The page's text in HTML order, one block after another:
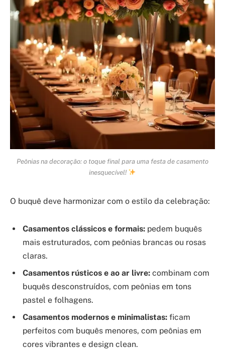
Peônias na decoração: o toque final para uma festa de casamento
inesquecível!
O buquê deve harmonizar com o estilo da celebração:
Casamentos clássicos e formais: pedem buquês
mais estruturados, com peônias brancas ou rosas
claras.
Casamentos rústicos e ao ar livre: combinam com
buquês desconstruídos, com peônias em tons
pastel e folhagens.
Casamentos modernos e minimalistas: ficam
perfeitos com buquês menores, com peônias em
cores vibrantes e design clean.